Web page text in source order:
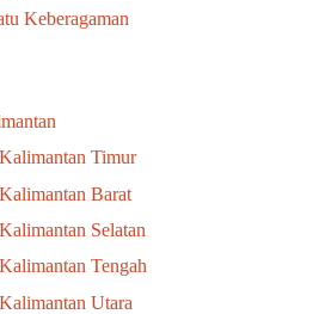
Kalimantan Timur
Kalimantan Barat
Kalimantan Selatan
Kalimantan Tengah
Kalimantan Utara